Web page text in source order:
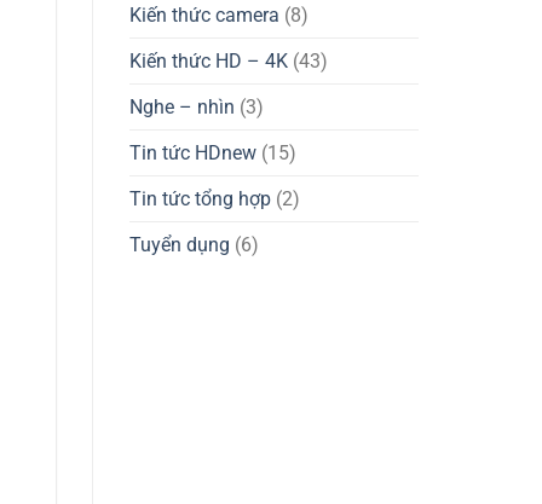
Kiến thức camera (8)
Kiến thức HD – 4K (43)
Nghe – nhìn (3)
Tin tức HDnew (15)
Tin tức tổng hợp (2)
Tuyển dụng (6)